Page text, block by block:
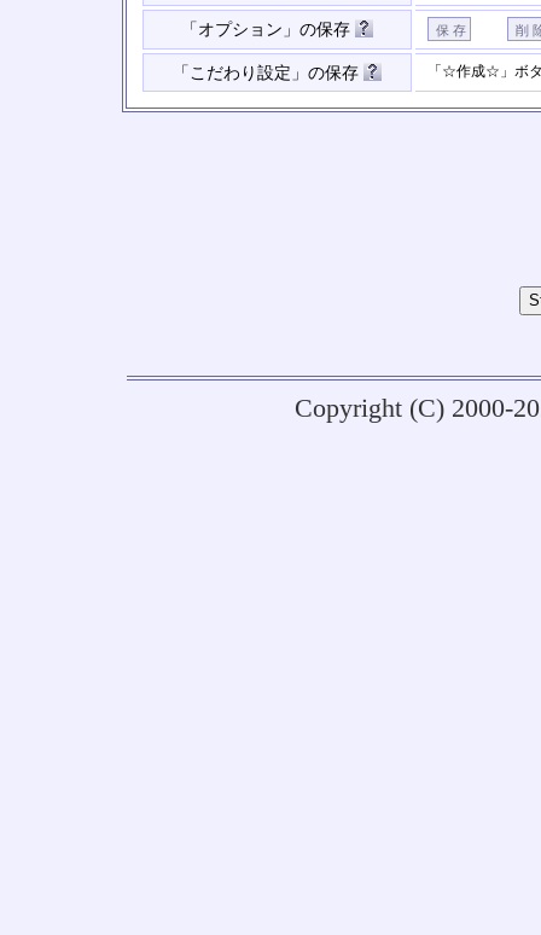
「オプション」の保存
「こだわり設定」の保存 「☆作成☆」ボ
Copyright (C) 2000-